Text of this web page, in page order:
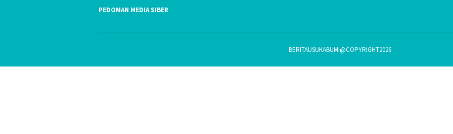
PEDOMAN MEDIA SIBER
BERITAUSUKABUMI@COPYRIGHT2026